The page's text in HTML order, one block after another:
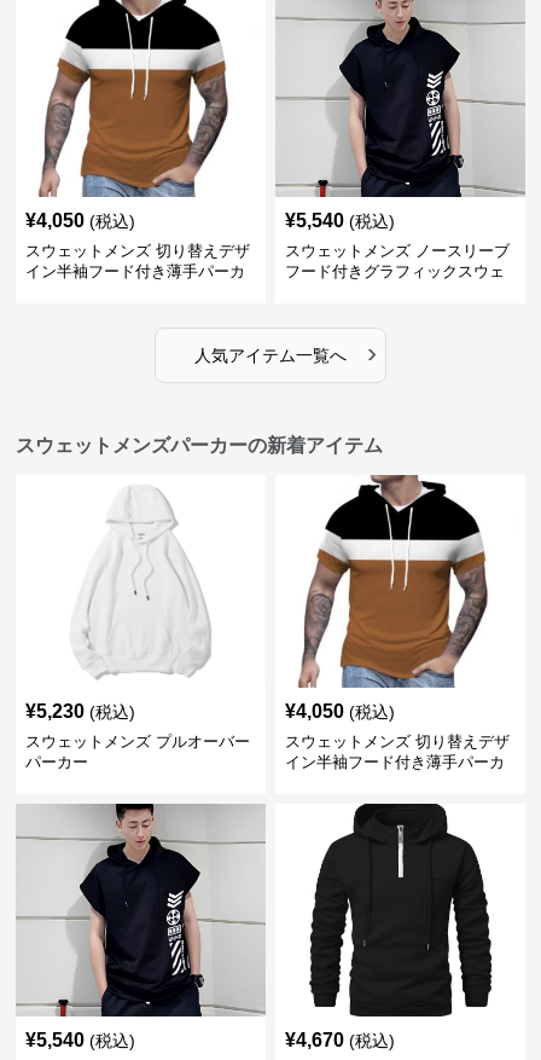
¥4,050 (税込)
スウェットメンズ 切り替えデザ
イン半袖フード付き薄手パーカ
¥5,540 (税込)
スウェットメンズ ノースリーブ
フード付きグラフィックスウェ
人気アイテム一覧へ ›
スウェットメンズパーカーの新着アイテム
¥5,230 (税込)
スウェットメンズ プルオーバー
パーカー
¥4,050 (税込)
スウェットメンズ 切り替えデザ
イン半袖フード付き薄手パーカ
¥5,540 (税込) ¥4,670 (税込)